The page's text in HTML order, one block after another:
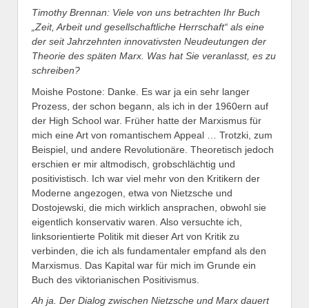
Timothy Brennan: Viele von uns betrachten Ihr Buch
„Zeit, Arbeit und gesellschaftliche Herrschaft“ als eine
der seit Jahrzehnten innovativsten Neudeutungen der
Theorie des späten Marx. Was hat Sie veranlasst, es zu
schreiben?
Moishe Postone: Danke. Es war ja ein sehr langer
Prozess, der schon begann, als ich in der 1960ern auf
der High School war. Früher hatte der Marxismus für
mich eine Art von romantischem Appeal … Trotzki, zum
Beispiel, und andere Revolutionäre. Theoretisch jedoch
erschien er mir altmodisch, grobschlächtig und
positivistisch. Ich war viel mehr von den Kritikern der
Moderne angezogen, etwa von Nietzsche und
Dostojewski, die mich wirklich ansprachen, obwohl sie
eigentlich konservativ waren. Also versuchte ich,
linksorientierte Politik mit dieser Art von Kritik zu
verbinden, die ich als fundamentaler empfand als den
Marxismus. Das Kapital war für mich im Grunde ein
Buch des viktorianischen Positivismus.
Ah ja. Der Dialog zwischen Nietzsche und Marx dauert